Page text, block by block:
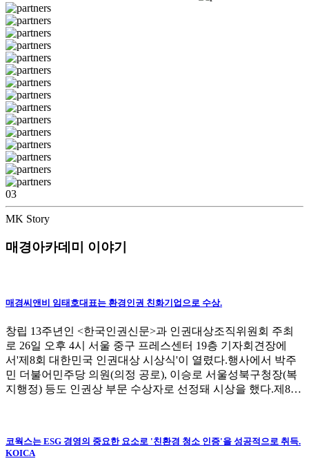
매경아카데미
매경아카데미
매경아카데미 2025-08-29
카페 info더보기
매경아카데미 2025-12-11
03
MK Story
매경아카데미 이야기
매경씨앤비 임태호대표는 환경인권 친화기업으로 수상.
창립 13주년인 <한국인권신문>과 인권대상조직위원회 주최
로 26일 오후 4시 서울 중구 프레스센터 19층 기자회견장에
서'제8회 대한민국 인권대상 시상식'이 열렸다.행사에서 박주
민 더불어민주당 의원(의정 공로), 이승로 서울성북구청장(복
지행정) 등도 인권상 부문 수상자로 선정돼 시상을 했다.제8…
코웍스는 ESG 경영의 중요한 요소로 '친환경 청소 인증'을 성공적으로 취득.
KOICA